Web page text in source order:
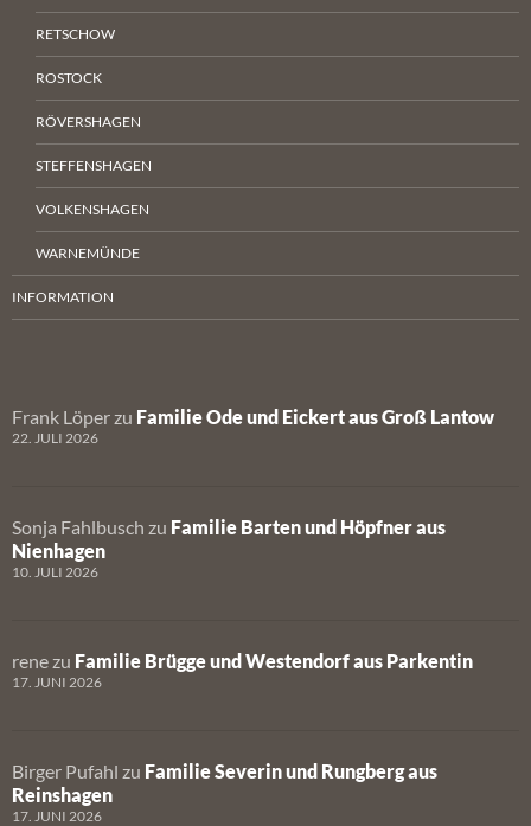
RETSCHOW
ROSTOCK
RÖVERSHAGEN
STEFFENSHAGEN
VOLKENSHAGEN
WARNEMÜNDE
INFORMATION
Frank Löper zu Familie Ode und Eickert aus Groß Lantow
22. JULI 2026
Sonja Fahlbusch zu Familie Barten und Höpfner aus
Nienhagen
10. JULI 2026
rene zu Familie Brügge und Westendorf aus Parkentin
17. JUNI 2026
Birger Pufahl zu Familie Severin und Rungberg aus
Reinshagen
17. JUNI 2026